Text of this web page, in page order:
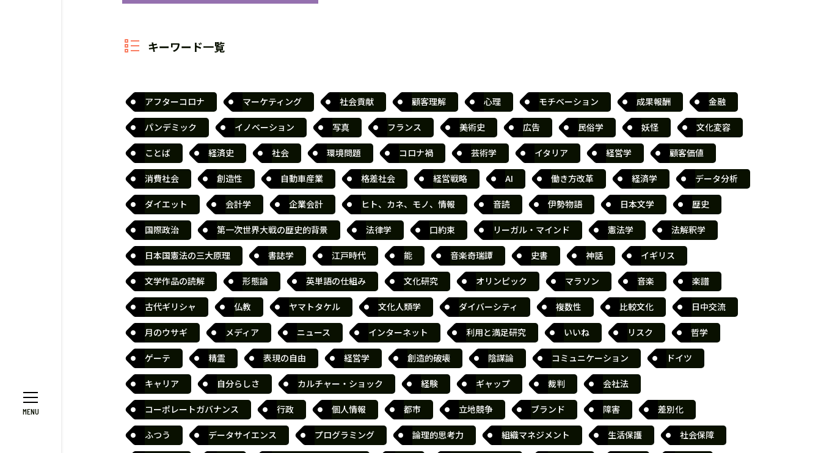
キーワード一覧
アフターコロナ マーケティング 社会貢献 顧客理解 心理 モチベーション 成果報酬 金融
パンデミック イノベーション 写真 フランス 美術史 広告 民俗学 妖怪 文化変容
ことば 経済史 社会 環境問題 コロナ禍 芸術学 イタリア 経営学 顧客価値
消費社会 創造性 自動車産業 格差社会 経営戦略 AI 働き方改革 経済学 データ分析
ダイエット 会計学 企業会計 ヒト、カネ、モノ、情報 音読 伊勢物語 日本文学 歴史
国際政治 第一次世界大戦の歴史的背景 法律学 口約束 リーガル・マインド 憲法学 法解釈学
日本国憲法の三大原理 書誌学 江戸時代 能 音楽奇瑞譚 史書 神話 イギリス
文学作品の読解 形態論 英単語の仕組み 文化研究 オリンピック マラソン 音楽 楽譜
古代ギリシャ 仏教 ヤマトタケル 文化人類学 ダイバーシティ 複数性 比較文化 日中交流
月のウサギ メディア ニュース インターネット 利用と満足研究 いいね リスク 哲学
ゲーテ 精霊 表現の自由 経営学 創造的破壊 陰謀論 コミュニケーション ドイツ
キャリア 自分らしさ カルチャー・ショック 経験 ギャップ 裁判 会社法
コーポレートガバナンス 行政 個人情報 都市 立地競争 ブランド 障害 差別化
ふつう データサイエンス プログラミング 論理的思考力 組織マネジメント 生活保護 社会保障